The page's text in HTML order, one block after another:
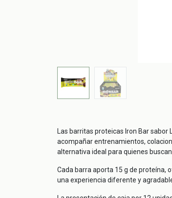
Las barritas proteicas Iron Bar
acompañar entrenamientos,
alternativa ideal para quienes
Cada barra aporta 15 g de proteína,
una experiencia diferente y